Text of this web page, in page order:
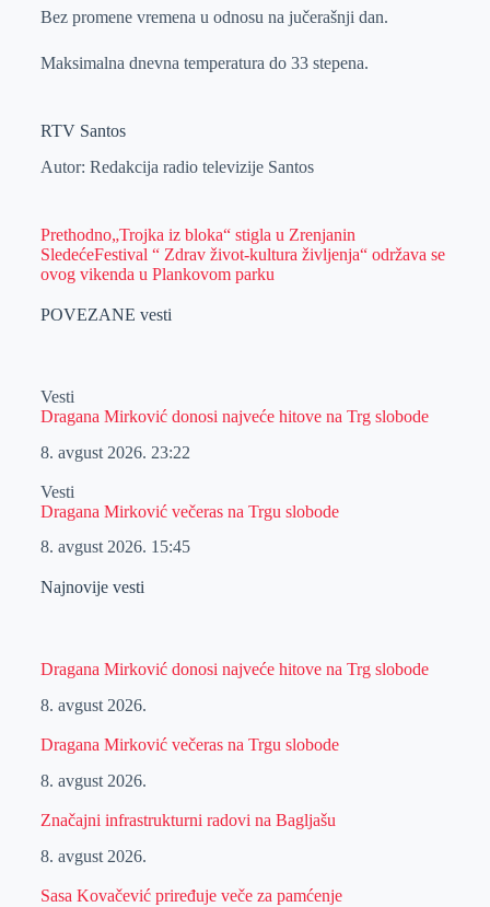
e
I
s
a
Bez promene vremena u odnosu na jučerašnji dan.
Maksimalna dnevna temperatura do 33 stepena.
RTV Santos
Autor: Redakcija radio televizije Santos
Prethodno„Trojka iz bloka“ stigla u Zrenjanin
SledećeFestival “ Zdrav život-kultura življenja“ održava se
ovog vikenda u Plankovom parku
POVEZANE vesti
Vesti
Dragana Mirković donosi najveće hitove na Trg slobode
8. avgust 2026. 23:22
Vesti
Dragana Mirković večeras na Trgu slobode
8. avgust 2026. 15:45
Najnovije vesti
Dragana Mirković donosi najveće hitove na Trg slobode
8. avgust 2026.
Dragana Mirković večeras na Trgu slobode
8. avgust 2026.
Značajni infrastrukturni radovi na Bagljašu
8. avgust 2026.
Sasa Kovačević priređuje veče za pamćenje